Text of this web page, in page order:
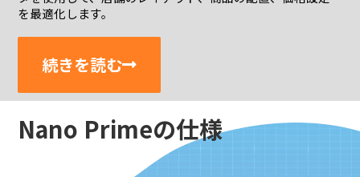
を最適化します。
続きを読む
Nano Primeの仕様